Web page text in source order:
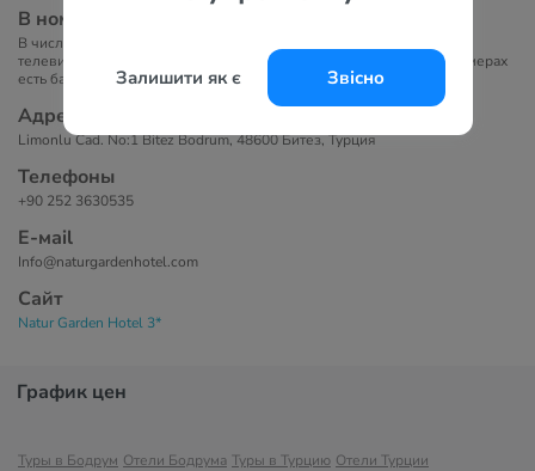
Залишити як є Звісно
В номерах
В числе удобств номеров отеля Natur Garden — спутниковое
телевидение, мини-бар и собственная ванная комната. Во всех номерах
есть балкон с видом на бассейн или на сад.
Адрес
Limonlu Cad. No:1 Bitez Bodrum, 48600 Битез, Турция
Телефоны
+90 252 3630535
Е-маil
Info@naturgardenhotel.com
Сайт
Natur Garden Hotel 3*
График цен
Туры в Бодрум Отели Бодрума Туры в Турцию Отели Турции